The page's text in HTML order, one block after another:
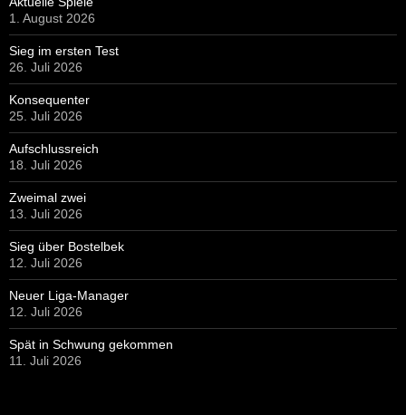
1. August 2026
Sieg im ersten Test
26. Juli 2026
Konsequenter
25. Juli 2026
Aufschlussreich
18. Juli 2026
Zweimal zwei
13. Juli 2026
Sieg über Bostelbek
12. Juli 2026
Neuer Liga-Manager
12. Juli 2026
Spät in Schwung gekommen
11. Juli 2026